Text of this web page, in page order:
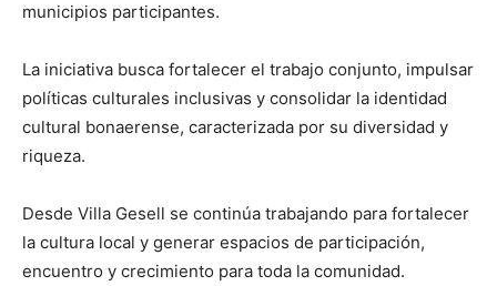
municipios participantes.
La iniciativa busca fortalecer el trabajo conjunto, impulsar
políticas culturales inclusivas y consolidar la identidad
cultural bonaerense, caracterizada por su diversidad y
riqueza.
Desde Villa Gesell se continúa trabajando para fortalecer
la cultura local y generar espacios de participación,
encuentro y crecimiento para toda la comunidad.